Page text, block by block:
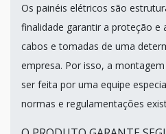
Os painéis elétricos são
finalidade garantir a proteção e
cabos e tomadas de uma
empresa. Por isso, a
ser feita por uma equipe
normas e regulamentações